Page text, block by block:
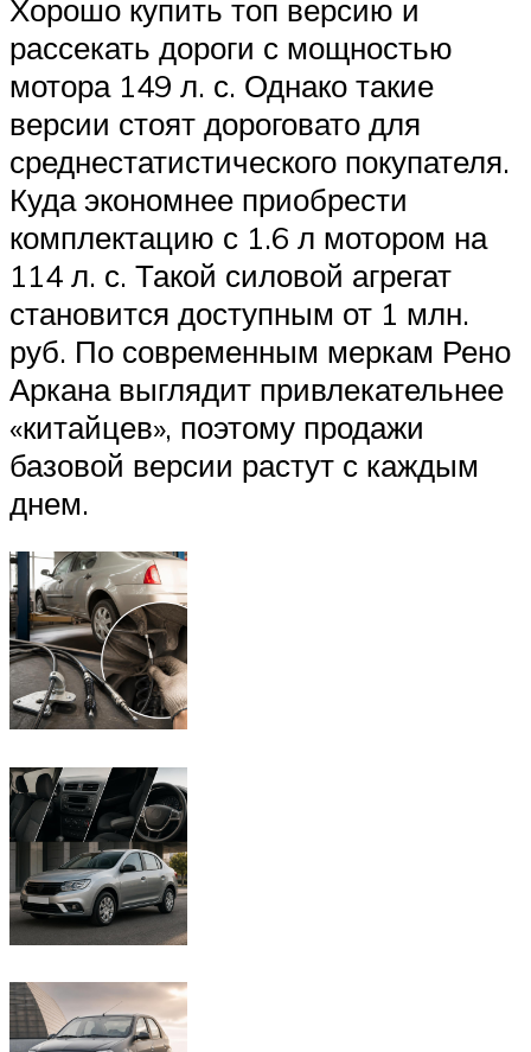
Хорошо купить топ версию и
рассекать дороги с мощностью
мотора 149 л. с. Однако такие
версии стоят дороговато для
среднестатистического покупателя.
Куда экономнее приобрести
комплектацию с 1.6 л мотором на
114 л. с. Такой силовой агрегат
становится доступным от 1 млн.
руб. По современным меркам Рено
Аркана выглядит привлекательнее
«китайцев», поэтому продажи
базовой версии растут с каждым
днем.